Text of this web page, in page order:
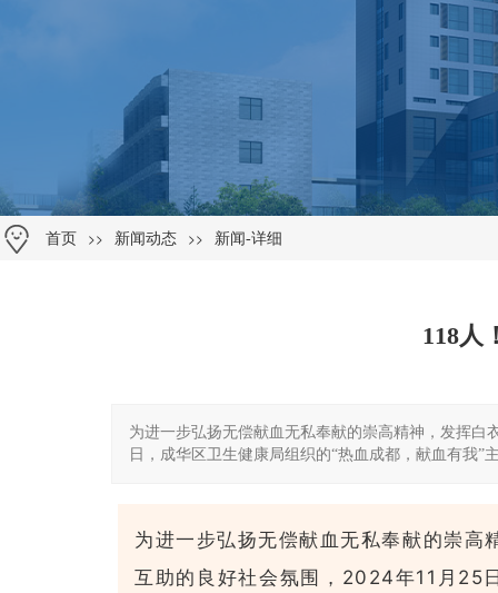
首页 >> 新闻动态 >> 新闻-详细
118人
为进一步弘扬无偿献血无私奉献的崇高精神，发挥白
日，成华区卫生健康局组织的“热血成都，献血有我
为进一步弘扬无偿献血无私奉献的崇高
互助的良好社会氛围，2024年11月25